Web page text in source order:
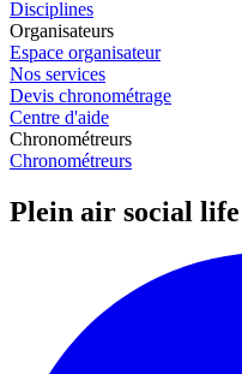
Disciplines
Organisateurs
Espace organisateur
Nos services
Devis chronométrage
Centre d'aide
Chronométreurs
Chronométreurs
Plein air social life